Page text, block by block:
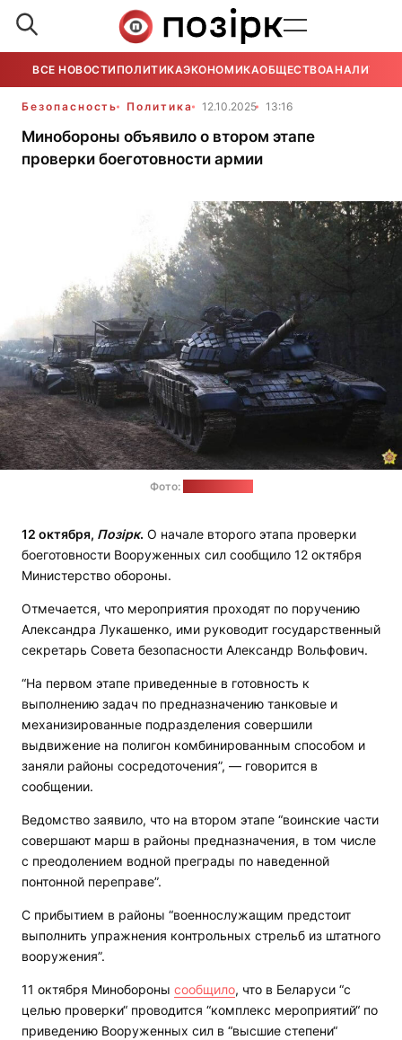
ВСЕ НОВОСТИ ПОЛИТИКАЭКОНОМИКАОБЩЕСТВОАНАЛИТИКА
Безопасность Политика 12.10.2025 13:16
Минобороны объявило о втором этапе
проверки боеготовности армии
Фото:
12 октября, Позірк. О начале второго этапа проверки
боеготовности Вооруженных сил сообщило 12 октября
Министерство обороны.
Отмечается, что мероприятия проходят по поручению
Александра Лукашенко, ими руководит государственный
секретарь Совета безопасности Александр Вольфович.
“На первом этапе приведенные в готовность к
выполнению задач по предназначению танковые и
механизированные подразделения совершили
выдвижение на полигон комбинированным способом и
заняли районы сосредоточения”, — говорится в
сообщении.
Ведомство заявило, что на втором этапе “воинские части
совершают марш в районы предназначения, в том числе
с преодолением водной преграды по наведенной
понтонной переправе”.
С прибытием в районы “военнослужащим предстоит
выполнить упражнения контрольных стрельб из штатного
вооружения”.
11 октября Минобороны сообщило, что в Беларуси “с
целью проверки“ проводится “комплекс мероприятий“ по
приведению Вооруженных сил в “высшие степени“